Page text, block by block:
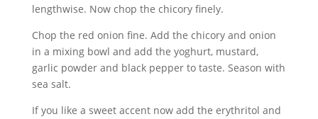
lengthwise. Now chop the chicory finely.
Chop the red onion fine. Add the chicory and onion
in a mixing bowl and add the yoghurt, mustard,
garlic powder and black pepper to taste. Season with
sea salt.
If you like a sweet accent now add the erythritol and